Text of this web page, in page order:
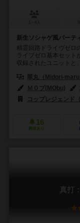
新生ソシャゲ風パー
精霊回路ドライヴゼロ
ライブゼロ基本セッ
収録されたユニットと
翠丸（Midori-maru
ＭＯブ(MObu)
コップレジェンド
16
興味あり
真打